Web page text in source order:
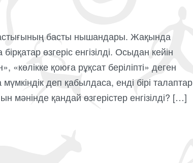
басты нышандары. Жақында
өзгеріс енгізілді. Осыдан кейін
қоюға рұқсат беріліпті» деген
деп қабылдаса, енді бірі талаптар
мәнінде қандай өзгерістер енгізілді? […]